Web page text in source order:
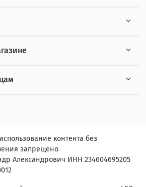
контента без
запрещено
Александрович ИНН 234604695205